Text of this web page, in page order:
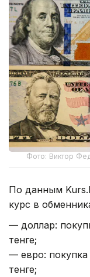
Фото: Виктор
По данным
курс в
— доллар:
тенге;
— евро: покупка
тенге;